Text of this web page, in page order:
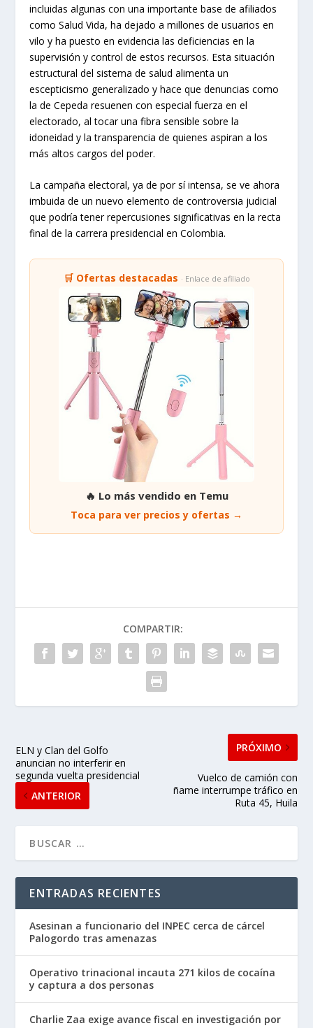
incluidas algunas con una importante base de afiliados
como Salud Vida, ha dejado a millones de usuarios en
vilo y ha puesto en evidencia las deficiencias en la
supervisión y control de estos recursos. Esta situación
estructural del sistema de salud alimenta un
escepticismo generalizado y hace que denuncias como
la de Cepeda resuenen con especial fuerza en el
electorado, al tocar una fibra sensible sobre la
idoneidad y la transparencia de quienes aspiran a los
más altos cargos del poder.
La campaña electoral, ya de por sí intensa, se ve ahora
imbuida de un nuevo elemento de controversia judicial
que podría tener repercusiones significativas en la recta
final de la carrera presidencial en Colombia.
🛒 Ofertas destacadas · Enlace de afiliado
🔥 Lo más vendido en Temu
Toca para ver precios y ofertas →
COMPARTIR:
ELN y Clan del Golfo
anuncian no interferir en
segunda vuelta presidencial
ANTERIOR
PRÓXIMO
Vuelco de camión con
ñame interrumpe tráfico en
Ruta 45, Huila
ENTRADAS RECIENTES
Asesinan a funcionario del INPEC cerca de cárcel
Palogordo tras amenazas
Operativo trinacional incauta 271 kilos de cocaína
y captura a dos personas
Charlie Zaa exige avance fiscal en investigación por